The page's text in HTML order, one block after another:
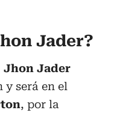
Jader?
Jhon Jader
y será en el
, por la